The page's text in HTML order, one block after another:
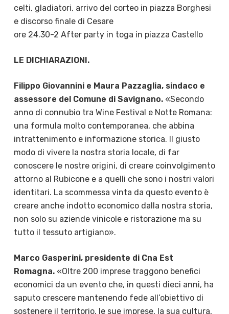
celti, gladiatori, arrivo del corteo in piazza Borghesi
e discorso finale di Cesare
ore 24.30-2 After party in toga in piazza Castello
LE DICHIARAZIONI.
Filippo Giovannini e Maura Pazzaglia, sindaco e
assessore del Comune di Savignano.«Secondo
anno di connubio tra Wine Festival e Notte Romana:
una formula molto contemporanea, che abbina
intrattenimento e informazione storica. Il giusto
modo di vivere la nostra storia locale, di far
conoscere le nostre origini, di creare coinvolgimento
attorno al Rubicone e a quelli che sono i nostri valori
identitari. La scommessa vinta da questo evento è
creare anche indotto economico dalla nostra storia,
non solo su aziende vinicole e ristorazione ma su
tutto il tessuto artigiano».
Marco Gasperini, presidente di Cna Est
Romagna.«Oltre 200 imprese traggono benefici
economici da un evento che, in questi dieci anni, ha
saputo crescere mantenendo fede all’obiettivo di
sostenere il territorio, le sue imprese, la sua cultura,